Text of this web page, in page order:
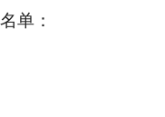
单：